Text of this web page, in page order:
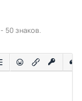
знаков.